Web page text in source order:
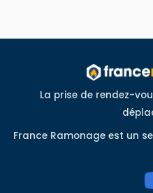
La prise de rendez-
France Ramonage est un